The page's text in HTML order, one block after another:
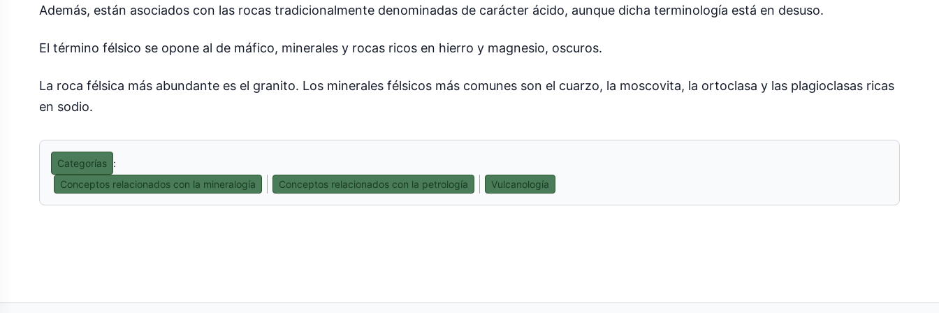
Además, están asociados con las rocas tradicionalmente denominadas de carácter ácido, aunque dicha terminología está en desuso.
El término félsico se opone al de máfico, minerales y rocas ricos en hierro y magnesio, oscuros.
La roca félsica más abundante es el granito. Los minerales félsicos más comunes son el cuarzo, la moscovita, la ortoclasa y las plagioclasas ricas
en sodio.
Categorías :
Conceptos relacionados con la mineralogía
Conceptos relacionados con la petrología Vulcanología